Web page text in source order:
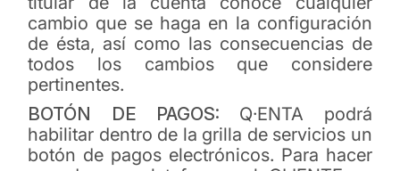
cambio que se haga en la configuración
de ésta, así como las consecuencias de
todos los cambios que considere
pertinentes.
BOTÓN DE PAGOS: Q·ENTA podrá
habilitar dentro de la grilla de servicios un
botón de pagos electrónicos. Para hacer